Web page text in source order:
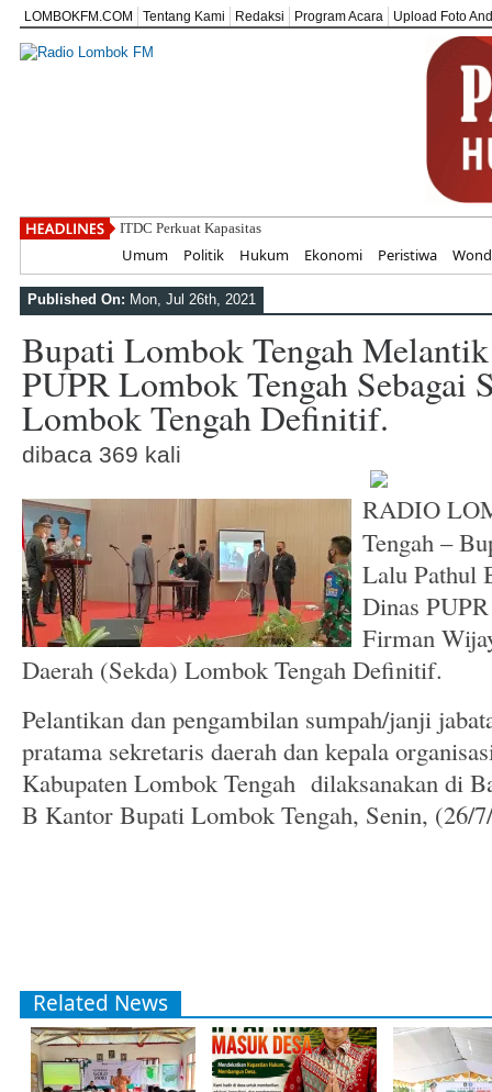
LOMBOKFM.COM Tentang Kami Redaksi Program Acara Upload Foto
ITDC Perkuat Kapasitas SDM dan UMKM u
Umum Politik Hukum Ekonomi Peristiwa
Published On: Mon, Jul 26th, 2021
Bupati Lombok Tengah
PUPR Lombok Tengah Sebagai
Lombok Tengah Definitif.
dibaca 369 kali
RADIO
Tengah –
Lalu Pathul
Dinas
Firman
Daerah (Sekda) Lombok Tengah Definitif.
Pelantikan dan pengambilan sumpah/janji
pratama sekretaris daerah dan kepala
Kabupaten Lombok Tengah dilaksanakan di
B Kantor Bupati Lombok Tengah, Senin, (26/
Related News